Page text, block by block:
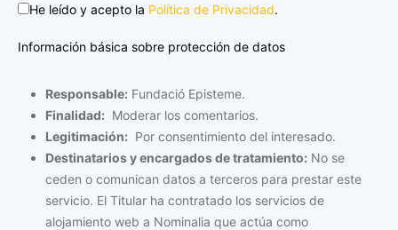
He leído y acepto la Política de Privacidad.
Información básica sobre protección de datos
Responsable: Fundació Episteme.
Finalidad: Moderar los comentarios.
Legitimación: Por consentimiento del interesado.
Destinatarios y encargados de tratamiento: No se
ceden o comunican datos a terceros para prestar este
servicio. El Titular ha contratado los servicios de
alojamiento web a Nominalia que actúa como